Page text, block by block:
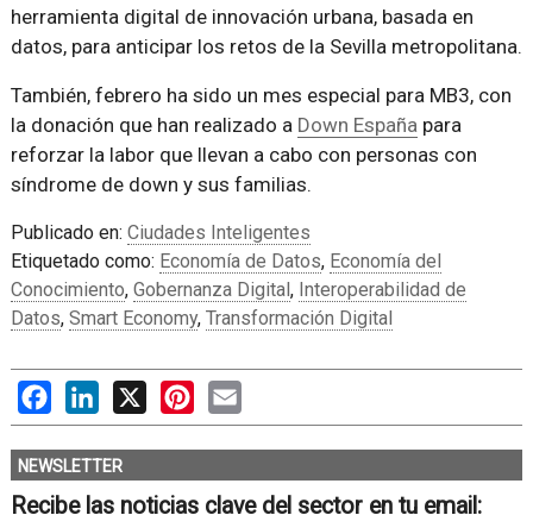
herramienta digital de innovación urbana, basada en
datos, para anticipar los retos de la Sevilla metropolitana.
También, febrero ha sido un mes especial para MB3, con
la donación que han realizado a Down España para
reforzar la labor que llevan a cabo con personas con
síndrome de down y sus familias.
Publicado en: Ciudades Inteligentes
Etiquetado como: Economía de Datos, Economía del
Conocimiento, Gobernanza Digital, Interoperabilidad de
Datos, Smart Economy, Transformación Digital
FacebookLinkedIn
X PinterestEmail
NEWSLETTER
Recibe las noticias clave del sector en tu email: